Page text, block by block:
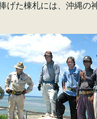
げた棟札には、沖縄の